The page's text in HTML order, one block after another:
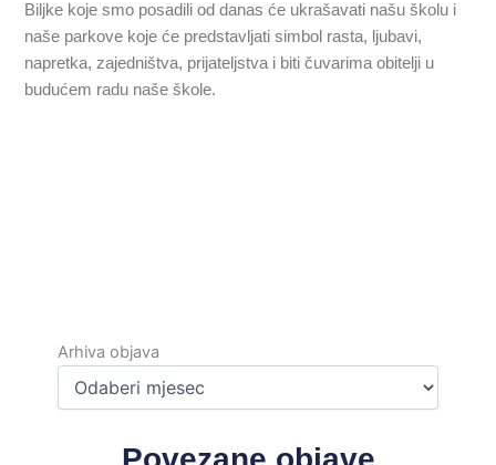
Biljke koje smo posadili od danas će ukrašavati našu školu i
naše parkove koje će predstavljati simbol rasta, ljubavi,
napretka, zajedništva, prijateljstva i biti čuvarima obitelji u
budućem radu naše škole.
Arhiva objava